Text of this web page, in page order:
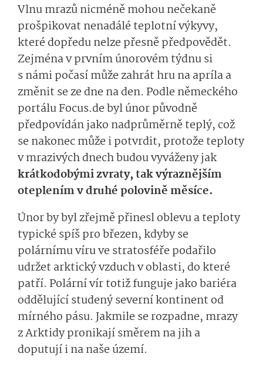
Vlnu mrazů nicméně mohou nečekaně
prošpikovat nenadálé teplotní výkyvy,
které dopředu nelze přesně předpovědět.
Zejména v prvním únorovém týdnu si
s námi počasí může zahrát hru na apríla a
změnit se ze dne na den. Podle německého
portálu Focus.de byl únor původně
předpovídán jako nadprůměrně teplý, což
se nakonec může i potvrdit, protože teploty
v mrazivých dnech budou vyváženy jak
krátkodobými zvraty, tak výraznějším
oteplením v druhé polovině měsíce.
Únor by byl zřejmě přinesl oblevu a teploty
typické spíš pro březen, kdyby se
polárnímu víru ve stratosféře podařilo
udržet arktický vzduch v oblasti, do které
patří. Polární vír totiž funguje jako bariéra
oddělující studený severní kontinent od
mírného pásu. Jakmile se rozpadne, mrazy
z Arktidy pronikají směrem na jih a
doputují i na naše území.